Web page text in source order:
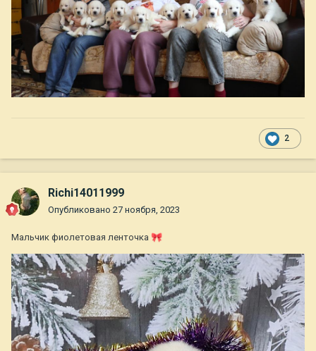
2
Richi14011999
Опубликовано 27 ноября, 2023
Мальчик фиолетовая ленточка 🎀